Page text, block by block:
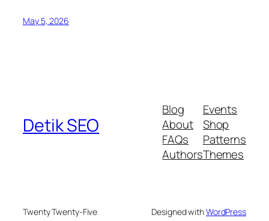
May 5, 2026
Detik SEO
Blog
About
FAQs
Authors
Events
Shop
Patterns
Themes
Twenty Twenty-Five Designed withWordPress